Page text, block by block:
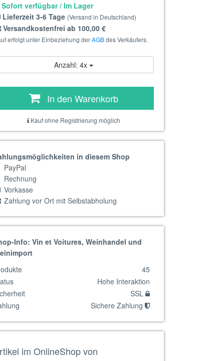
Sofort verfügbar / Im Lager
Lieferzeit 3-6 Tage (Versand in Deutschland)
Versandkostenfrei ab 100,00 €
erfolgt unter Einbeziehung derAGBdes Verkäufers.
Anzahl: 4x
In den Warenkorb
Kauf ohne Registrierung möglich
in diesem Shop
PayPal
Rechnung
Vorkasse
Zahlung vor Ort mit Selbstabholung
Info: Vin et Voitures, Weinhandel und
45
Hohe Interaktion
SSL
Sichere Zahlung
im OnlineShop von